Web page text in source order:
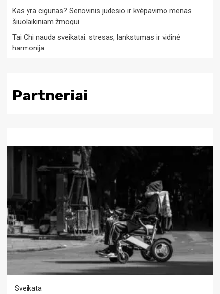
Kas yra cigunas? Senovinis judesio ir kvėpavimo menas
šiuolaikiniam žmogui
Tai Chi nauda sveikatai: stresas, lankstumas ir vidinė
harmonija
Partneriai
Sveikata